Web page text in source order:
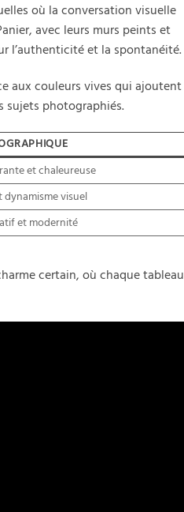
où la conversation visuelle
avec leurs murs peints et
l’authenticité et la spontanéité.
aux couleurs vives qui ajoutent
sujets photographiés.
et chaleureuse
visuel
et modernité
certain, où chaque tableau